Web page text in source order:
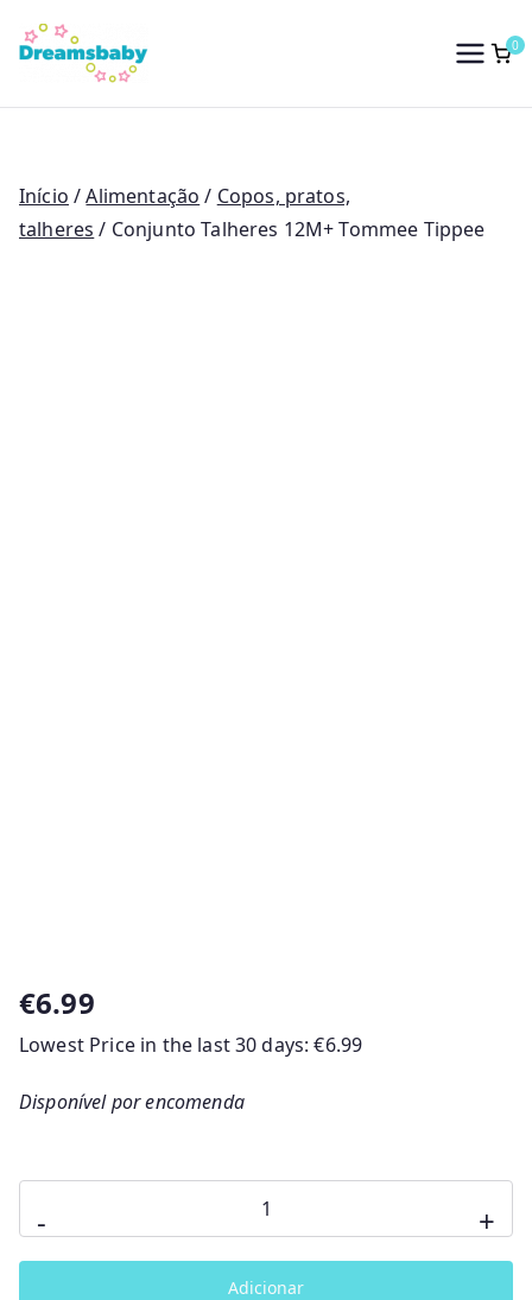
para
conteúdo
Dreams Baby
0
Início /Alimentação / Copos, pratos,
talheres / Conjunto Talheres 12M+ Tommee Tippee
€6.99
Lowest Price in the last 30 days:€6.99
Disponível por encomenda
-
de
Conjunto
+
Adicionar